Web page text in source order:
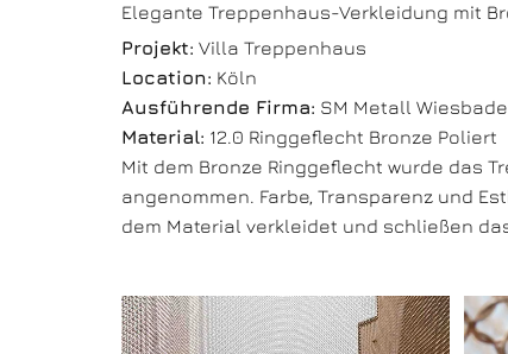
Elegante Treppenhaus-Verkleidung mit
Projekt: Villa Treppenhaus
Location: Köln
Ausführende Firma: SM Metall
Material: 12.0 Ringgeflecht Bronze Poliert
Mit dem Bronze Ringgeflecht wurde das
angenommen. Farbe, Transparenz und
dem Material verkleidet und schließen